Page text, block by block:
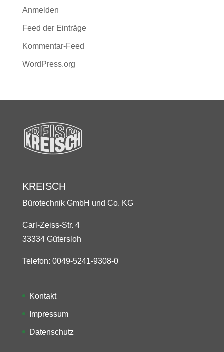
Anmelden
Feed der Einträge
Kommentar-Feed
WordPress.org
KREISCH
Bürotechnik GmbH und Co. KG
Carl-Zeiss-Str. 4
33334 Gütersloh
Telefon: 0049-5241-9308-0
Kontakt
Impressum
Datenschutz